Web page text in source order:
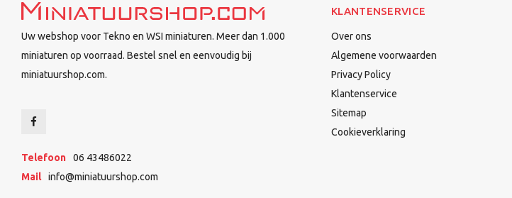
Uw webshop voor Tekno en WSI miniaturen. Meer dan 1.000
miniaturen op voorraad. Bestel snel en eenvoudig bij
miniatuurshop.com.
Telefoon
06 43486022
Mail
info@miniatuurshop.com
KLANTENSERVICE
Over ons
Algemene voorwaarden
Privacy Policy
Klantenservice
Sitemap
Cookieverklaring